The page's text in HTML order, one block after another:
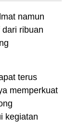
namun
ribuan
terus
memperkuat
kegiatan